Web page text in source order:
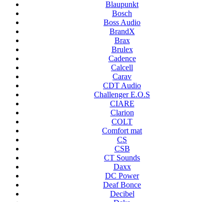
Blaupunkt
Bosch
Boss Audio
BrandX
Brax
Brulex
Cadence
Calcell
Carav
CDT Audio
Challenger E.O.S
CIARE
Clarion
COLT
Comfort mat
CS
CSB
CT Sounds
Daxx
DC Power
Deaf Bonce
Decibel